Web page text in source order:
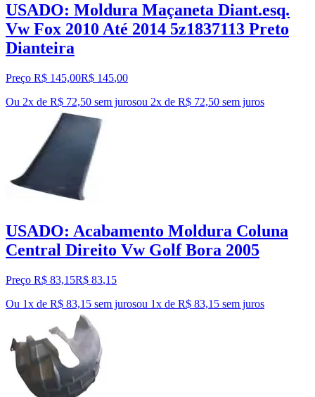
USADO: Moldura Maçaneta Diant.esq.
Vw Fox 2010 Até 2014 5z1837113 Preto
Dianteira
Preço R$ 145,00R$ 145,00
Ou 2x de R$ 72,50 sem jurosou 2x de R$ 72,50 sem juros
USADO: Acabamento Moldura Coluna
Central Direito Vw Golf Bora 2005
Preço R$ 83,15R$ 83,15
Ou 1x de R$ 83,15 sem jurosou 1x de R$ 83,15 sem juros